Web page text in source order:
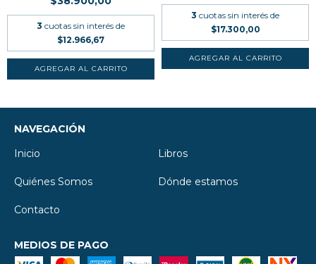
3 cuotas sin interés de
$12.966,67
3 cuotas sin interés de
$17.300,00
NAVEGACIÓN
Inicio
Libros
Quiénes Somos Dónde estamos
Contacto
MEDIOS DE PAGO